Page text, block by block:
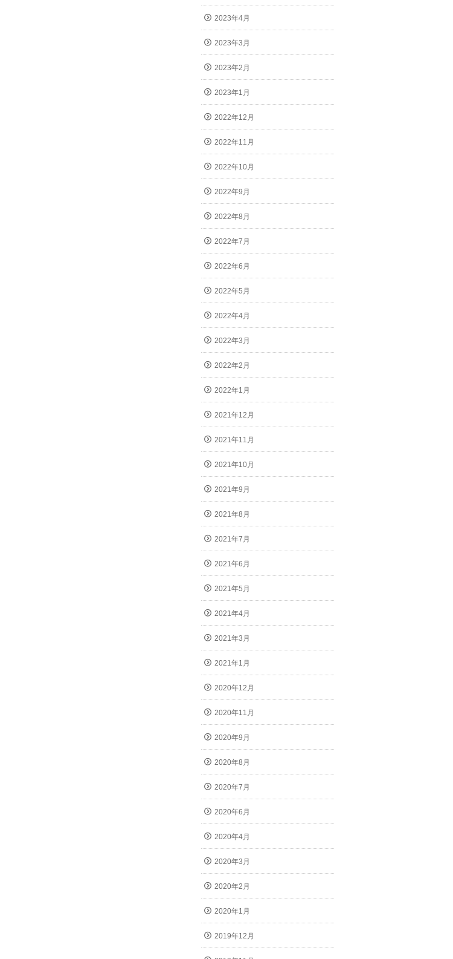
2023年4月
2023年3月
2023年2月
2023年1月
2022年12月
2022年11月
2022年10月
2022年9月
2022年8月
2022年7月
2022年6月
2022年5月
2022年4月
2022年3月
2022年2月
2022年1月
2021年12月
2021年11月
2021年10月
2021年9月
2021年8月
2021年7月
2021年6月
2021年5月
2021年4月
2021年3月
2021年1月
2020年12月
2020年11月
2020年9月
2020年8月
2020年7月
2020年6月
2020年4月
2020年3月
2020年2月
2020年1月
2019年12月